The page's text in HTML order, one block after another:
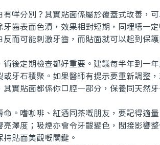
咩分別？其實貼面係屬於覆蓋式改善，可
齒表面色漬，效果相對短期，同埋唔一
而可能刺激牙齒，而貼面就可以起到保
後定期檢查都好重要。建議每半年到一年
牙石積聚。如果醫師有提示要重新調整
實貼面都係你口腔一部分，保養同天然
。嗜咖啡、紅酒同茶嘅朋友，要記得適量
澤度；吸煙亦會令牙齦變色，間接影響
貼面美觀嘅關鍵。